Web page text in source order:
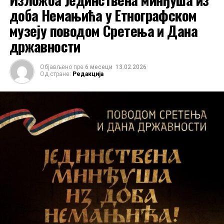
манастиру рестауриран, сам објекат, као и
целокупно уметничко благо у њему нису у
довољној мери заштићени и пропадају.
доба Немањића у Етнографском
музеју поводом Сретења и Дана
државности
Објављено пре 6 месеци 13.02.2026
Од стране: Редакција